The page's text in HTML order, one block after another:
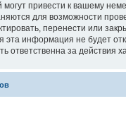
привести к вашему
для возможности
перенести или
эта информация не будет
ответственна за действия